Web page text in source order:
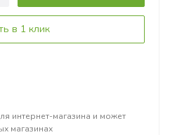
в 1 клик
интернет-магазина и может
магазинах